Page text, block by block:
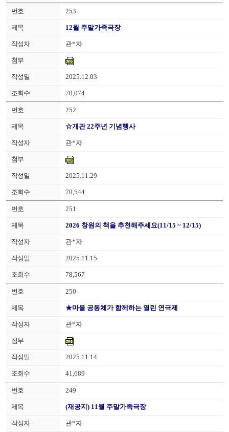
253
12월 주말가족극장
관*자
2025.12.03
70,074
252
☆개관 22주년 기념행사
관*자
2025.11.29
70,544
251
2026 창원의 책을 추천해주세요(11/15 ~ 12/15)
관*자
2025.11.15
78,567
250
★마을 공동체가 함께하는 열린 연극제
관*자
2025.11.14
41,689
249
(재공지) 11월 주말가족극장
관*자